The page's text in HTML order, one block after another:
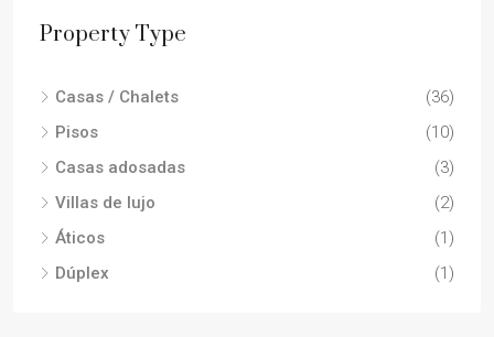
Property Type
Casas / Chalets
(36)
Pisos
(10)
Casas adosadas
(3)
Villas de lujo
(2)
Áticos
(1)
Dúplex
(1)